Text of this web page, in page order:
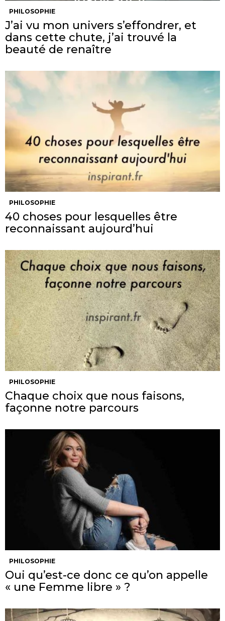
PHILOSOPHIE
J’ai vu mon univers s’effondrer, et
dans cette chute, j’ai trouvé la
beauté de renaître
PHILOSOPHIE
40 choses pour lesquelles être
reconnaissant aujourd’hui
PHILOSOPHIE
Chaque choix que nous faisons,
façonne notre parcours
PHILOSOPHIE
Oui qu’est-ce donc ce qu’on appelle
« une Femme libre » ?